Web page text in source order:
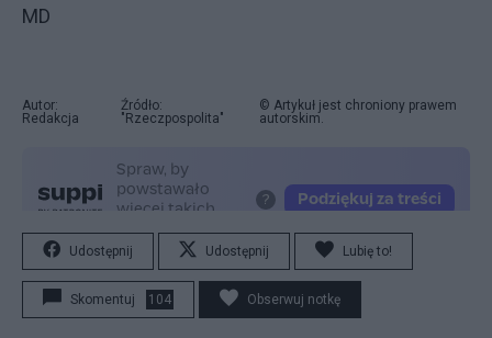
MD
Autor:
Redakcja
Źródło:
"Rzeczpospolita"
© Artykuł jest chroniony prawem
autorskim.
Udostępnij Udostępnij Lubię to!
Skomentuj 104 Obserwuj notkę